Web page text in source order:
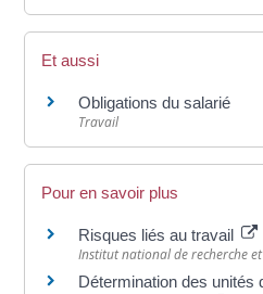
Et aussi
Obligations du salarié
Travail
Pour en savoir plus
Risques liés au travail
Institut national de recherche et
Détermination des unités